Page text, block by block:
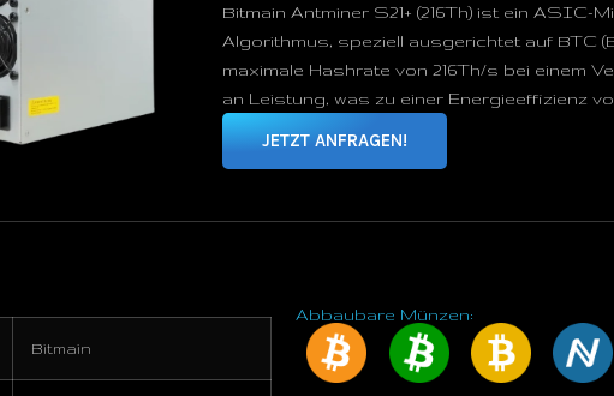
Bitmain Antminer S21+ (216Th) ist ein ASIC-
Algorithmus, speziell ausgerichtet auf BTC
maximale Hashrate von 216Th/s bei einem
an Leistung, was zu einer Energieeffizienz
JETZT ANFRAGEN!
Bitmain
Abbaubare Münzen: